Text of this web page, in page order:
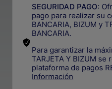
SEGURIDAD PAGO:
pago para realizar su
BANCARIA, BIZUM y
BANCARIA.
Para garantizar la
TARJETA Y BIZUM se
plataforma de pagos
Información